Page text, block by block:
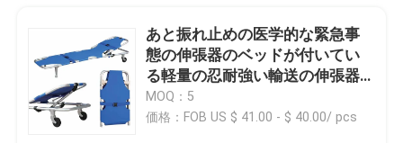
家へ
あと振れ止めの医学的な緊急事
態の伸張器のベッドが付いてい
る軽量の忍耐強い輸送の伸張器
のアルミ合金の伸張器
MOQ：5
価格：FOB US $ 41.00 - $ 40.00/ pcs